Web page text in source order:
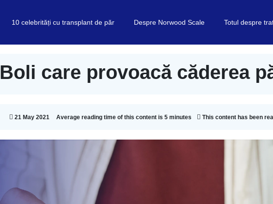
10 celebrități cu transplant de păr Despre Norwood Scale Totul despre
Boli care provoacă căderea
21 May 2021 Average reading time of this content is 5 minutes This content has been